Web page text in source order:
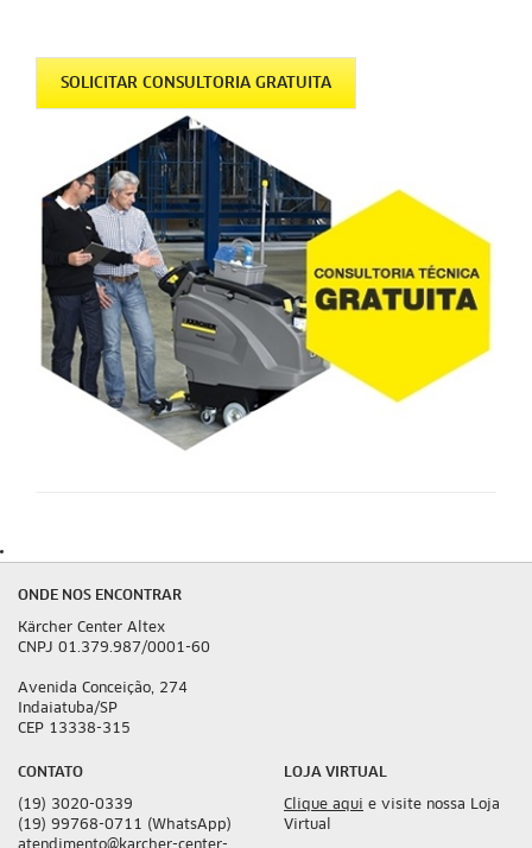
SOLICITAR CONSULTORIA GRATUITA
ONDE NOS ENCONTRAR
Kärcher Center Altex
CNPJ 01.379.987/0001-60
Avenida Conceição, 274
Indaiatuba/SP
CEP 13338-315
CONTATO
(19) 3020-0339
(19) 99768-0711 (WhatsApp)
atendimento@karcher-center-
LOJA VIRTUAL
Clique aqui e visite nossa Loja
Virtual